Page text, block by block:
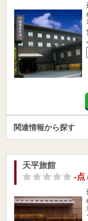
関連情報から探す
天平旅館
-点/